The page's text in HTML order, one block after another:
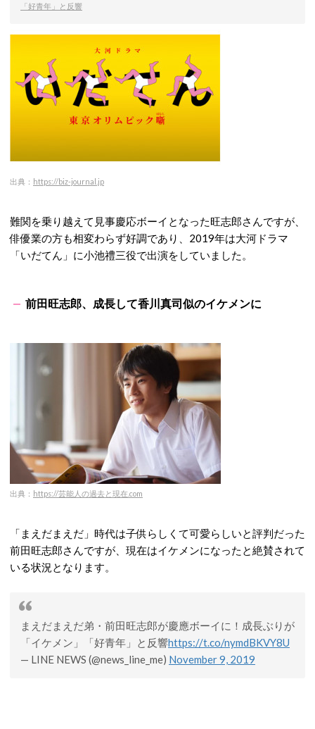
「好青年」と反響
出典： https://biz-journal.jp
難関を乗り越えて見事慶応ボーイとなった旺志郎さんですが、
俳優業の方も相変わらず好調であり、2019年は大河ドラマ
「いだてん」に小池禮三役で出演をしていました。
前田旺志郎、成長して香川真司似のイケメンに
出典： https://芸能人の過去と現在.com
「まえだまえだ」時代は子供らしくて可愛らしいと評判だった
前田旺志郎さんですが、現在はイケメンになったと絶賛されて
いる状況となります。
まえだまえだ弟・前田旺志郎が慶應ボーイに！成長ぶりが
「イケメン」「好青年」と反響https://t.co/nymdBKVY8U
— LINE NEWS (@news_line_me) November 9, 2019